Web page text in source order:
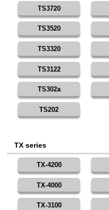
TS3720
TS3520
TS3320
TS3122
TS302a
TS202
TX series
TX-4200
TX-4000
TX-3100